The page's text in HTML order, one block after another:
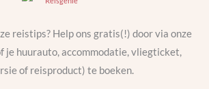
reistips? Help ons gratis(!) door via onze
je huurauto, accommodatie, vliegticket,
of reisproduct) te boeken.